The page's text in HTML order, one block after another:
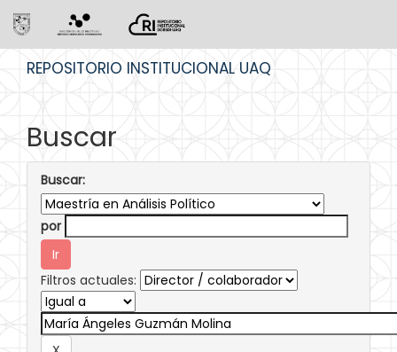
REPOSITORIO INSTITUCIONAL UAQ
Buscar
Buscar:
por
Filtros actuales: